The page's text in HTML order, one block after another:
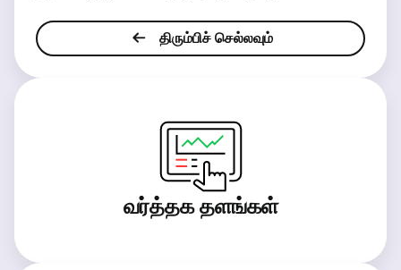
திரும்பிச் செல்லவும்
வர்த்தக தளங்கள்